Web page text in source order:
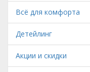
Всё для комфорта
Детейлинг
Акции и скидки